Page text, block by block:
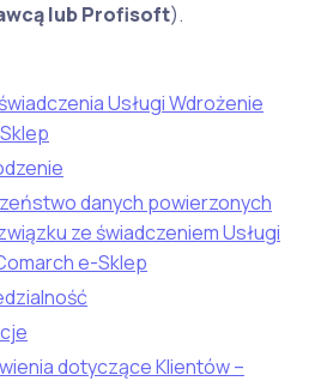
lub Profisoft).
Usługi Wdrożenie
danych powierzonych
ze świadczeniem Usługi
e-Sklep
dotyczące Klientów –